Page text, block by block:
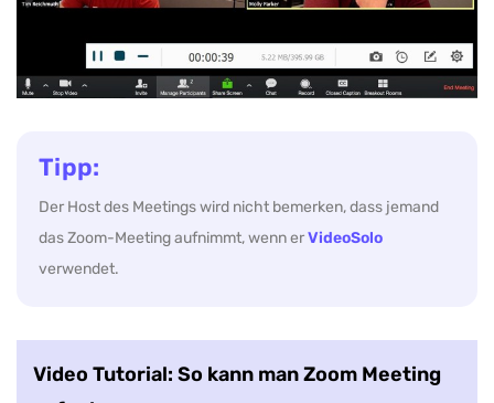
Tipp:
Der Host des Meetings wird nicht bemerken, dass jemand
das Zoom-Meeting aufnimmt, wenn erVideoSolo
verwendet.
Video Tutorial: So kann man Zoom Meeting